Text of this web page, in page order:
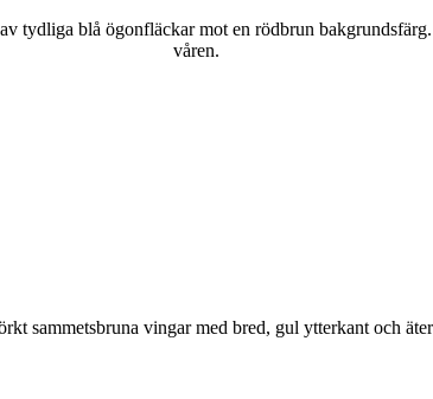
tydliga blå ögonfläckar mot en rödbrun
våren.
sammetsbruna vingar med bred, gul ytterkant och